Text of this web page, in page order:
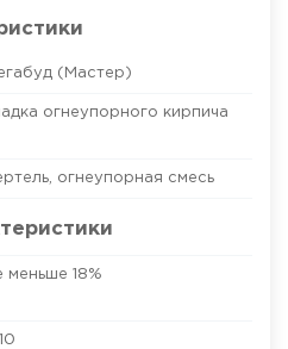
(Мастер)
огнеупорного кирпича
, огнеупорная смесь
меньше 18%